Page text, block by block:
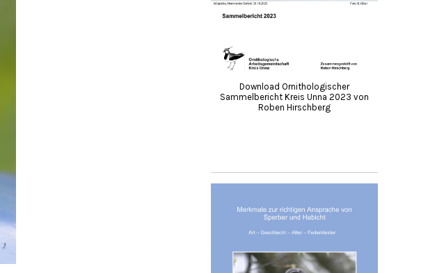
Download Ornithologischer
Sammelbericht Kreis Unna 2023 von
Roben Hirschberg